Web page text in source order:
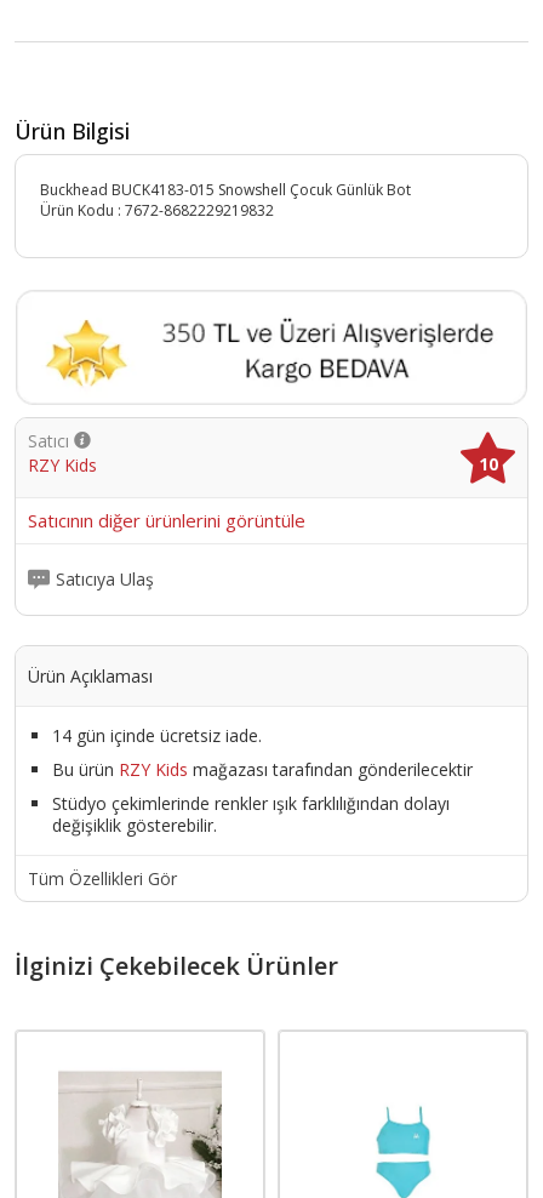
Ürün Bilgisi
Buckhead BUCK4183-015 Snowshell Çocuk Günlük Bot
Ürün Kodu : 7672-8682229219832
Satıcı
RZY Kids
10
Satıcının diğer ürünlerini görüntüle
Satıcıya Ulaş
Ürün Açıklaması
14 gün içinde ücretsiz iade.
Bu ürün RZY Kids mağazası tarafından gönderilecektir
Stüdyo çekimlerinde renkler ışık farklılığından dolayı
değişiklik gösterebilir.
Tüm Özellikleri Gör
İlginizi Çekebilecek Ürünler